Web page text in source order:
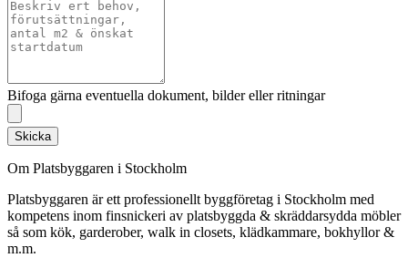
Bifoga gärna eventuella dokument, bilder eller ritningar
Skicka
Om Platsbyggaren i Stockholm
Platsbyggaren är ett professionellt byggföretag i Stockholm med
kompetens inom finsnickeri av platsbyggda & skräddarsydda möbler
så som kök, garderober, walk in closets, klädkammare, bokhyllor &
m.m.